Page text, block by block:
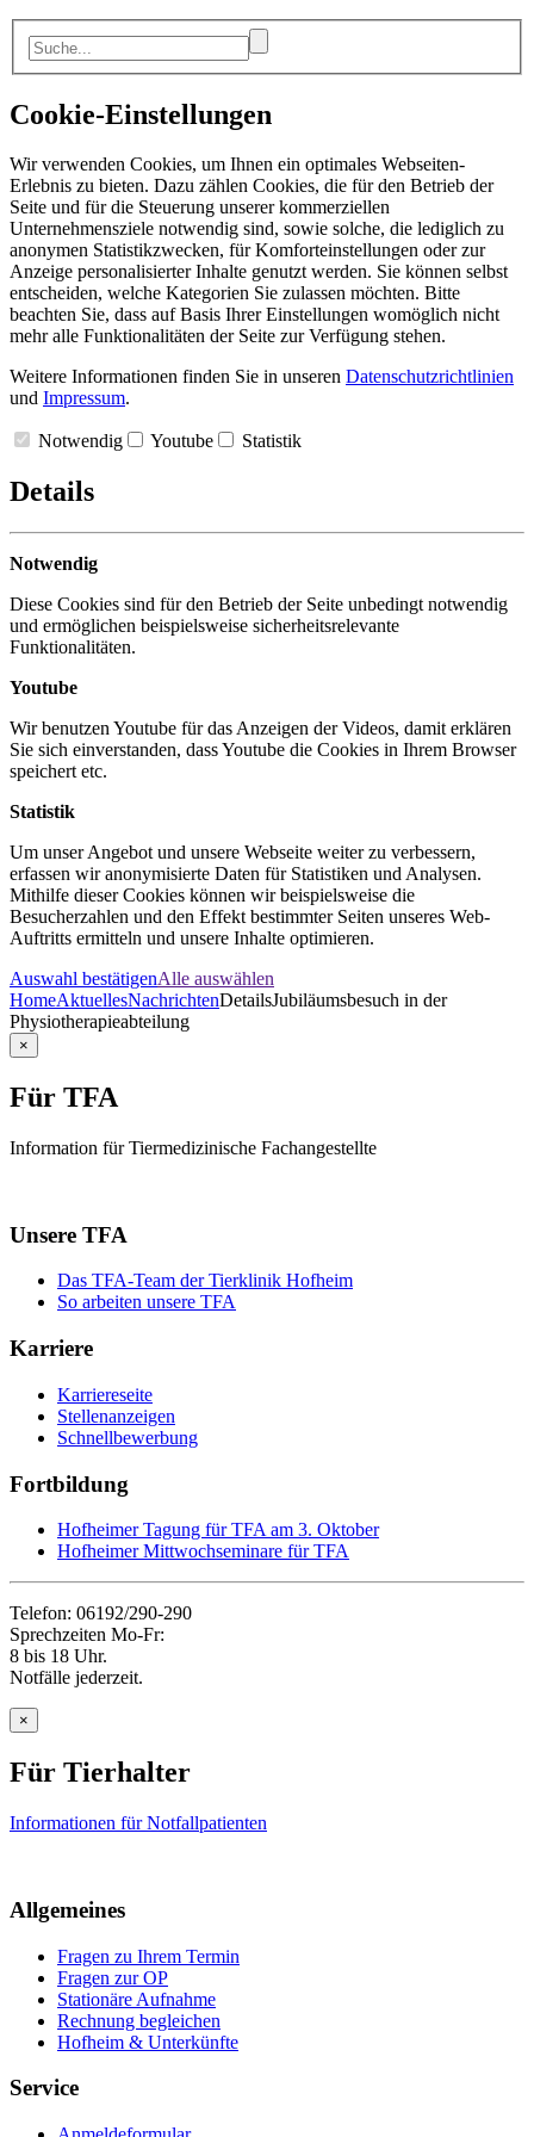
Cookie-Einstellungen
Wir verwenden Cookies, um Ihnen ein optimales Webseiten-
Erlebnis zu bieten. Dazu zählen Cookies, die für den Betrieb der
Seite und für die Steuerung unserer kommerziellen
Unternehmensziele notwendig sind, sowie solche, die lediglich zu
anonymen Statistikzwecken, für Komforteinstellungen oder zur
Anzeige personalisierter Inhalte genutzt werden. Sie können selbst
entscheiden, welche Kategorien Sie zulassen möchten. Bitte
beachten Sie, dass auf Basis Ihrer Einstellungen womöglich nicht
mehr alle Funktionalitäten der Seite zur Verfügung stehen.
Weitere Informationen finden Sie in unseren Datenschutzrichtlinien
und Impressum.
Notwendig Youtube Statistik
Details
Notwendig
Diese Cookies sind für den Betrieb der Seite unbedingt notwendig
und ermöglichen beispielsweise sicherheitsrelevante
Funktionalitäten.
Youtube
Wir benutzen Youtube für das Anzeigen der Videos, damit erklären
Sie sich einverstanden, dass Youtube die Cookies in Ihrem Browser
speichert etc.
Statistik
Um unser Angebot und unsere Webseite weiter zu verbessern,
erfassen wir anonymisierte Daten für Statistiken und Analysen.
Mithilfe dieser Cookies können wir beispielsweise die
Besucherzahlen und den Effekt bestimmter Seiten unseres Web-
Auftritts ermitteln und unsere Inhalte optimieren.
Auswahl bestätigenAlle auswählen
HomeAktuellesNachrichtenDetailsJubiläumsbesuch in der
Physiotherapieabteilung
×
Für TFA
Information für Tiermedizinische Fachangestellte
Unsere TFA
Das TFA-Team der Tierklinik Hofheim
So arbeiten unsere TFA
Karriere
Karriereseite
Stellenanzeigen
Schnellbewerbung
Fortbildung
Hofheimer Tagung für TFA am 3. Oktober
Hofheimer Mittwochseminare für TFA
Telefon: 06192/290-290
Sprechzeiten Mo-Fr:
8 bis 18 Uhr.
Notfälle jederzeit.
×
Für Tierhalter
Informationen für Notfallpatienten
Allgemeines
Fragen zu Ihrem Termin
Fragen zur OP
Stationäre Aufnahme
Rechnung begleichen
Hofheim & Unterkünfte
Service